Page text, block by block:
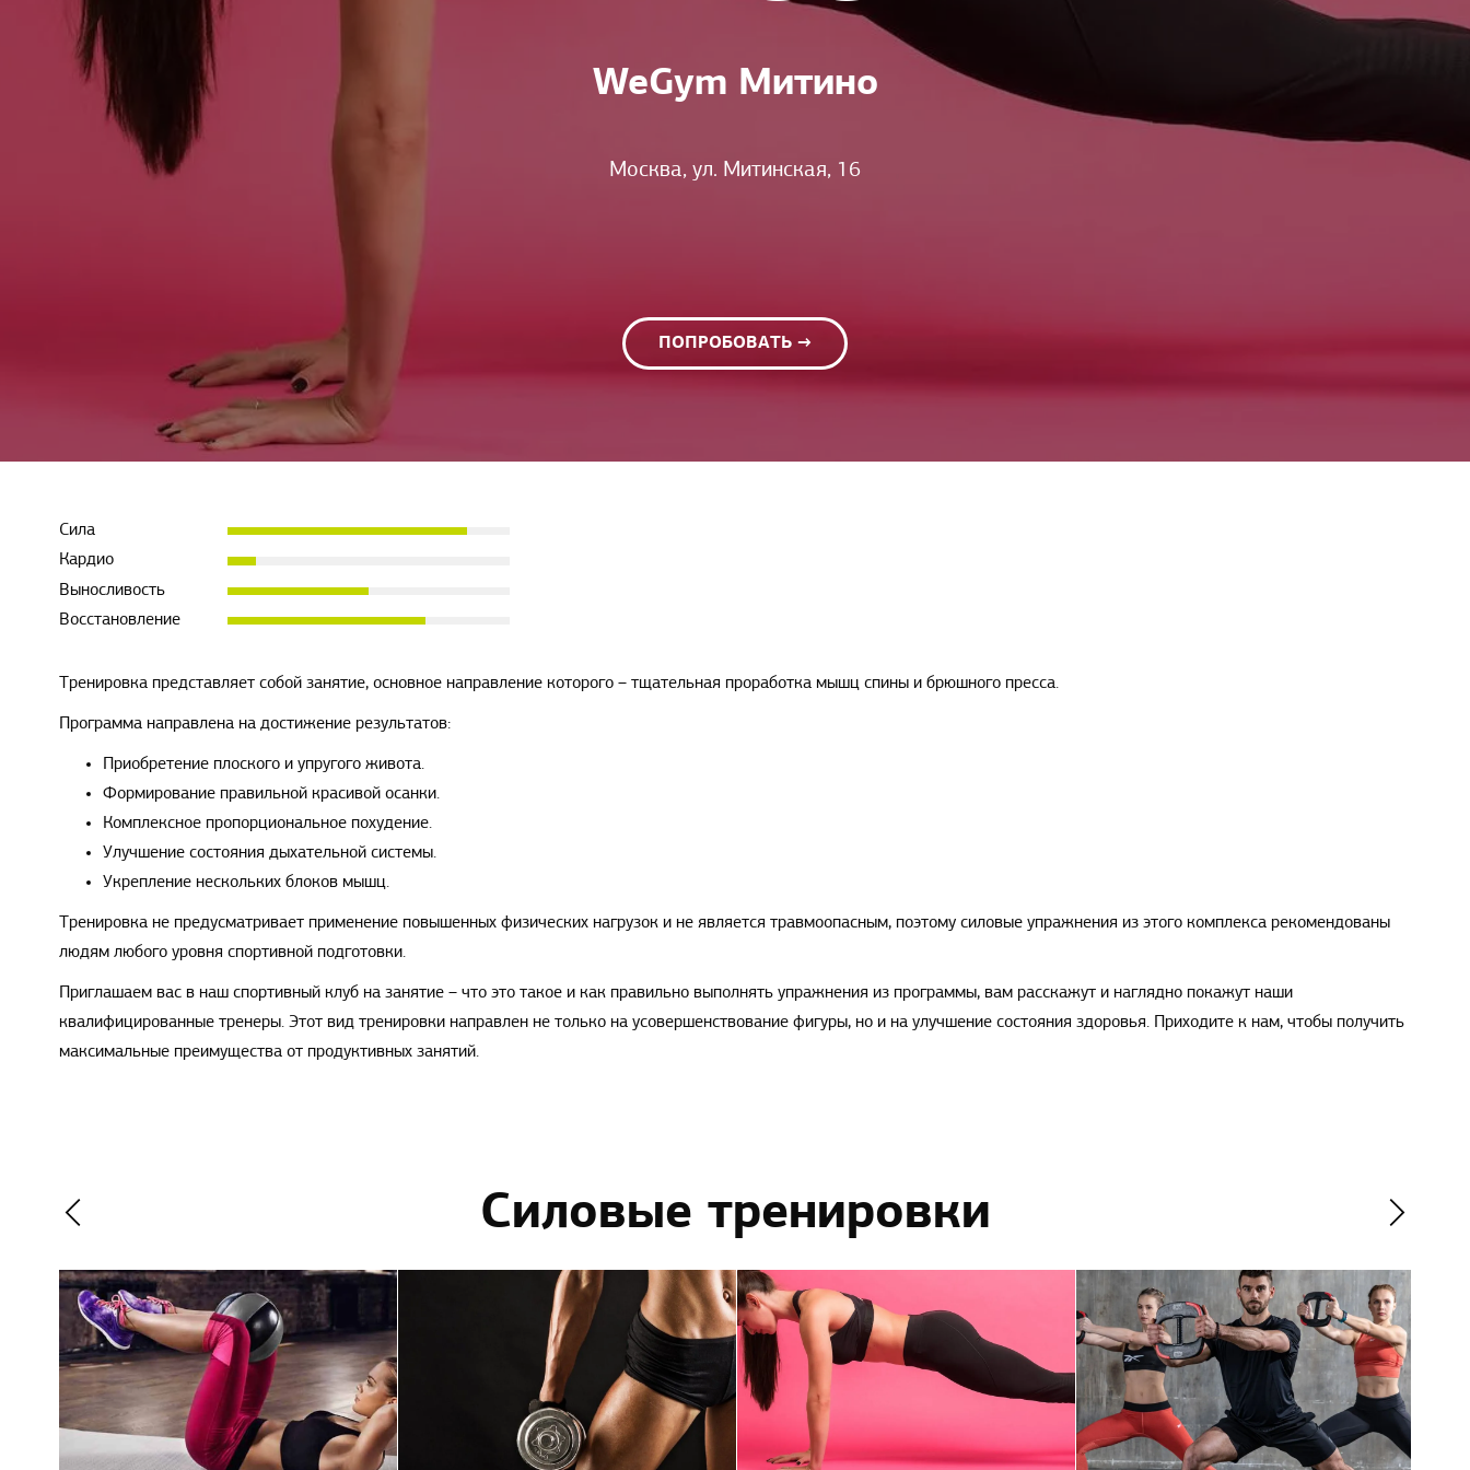
WeGym Митино
Москва, ул. Митинская, 16
ПОПРОБОВАТЬ →
Сила
Кардио
Выносливость
Восстановление
Тренировка представляет собой занятие, основное направление которого – тщательная проработка мышц спины и брюшного пресса.
Программа направлена на достижение результатов:
Приобретение плоского и упругого живота.
Формирование правильной красивой осанки.
Комплексное пропорциональное похудение.
Улучшение состояния дыхательной системы.
Укрепление нескольких блоков мышц.
Тренировка не предусматривает применение повышенных физических нагрузок и не является травмоопасным, поэтому силовые упражнения из этого комплекса рекомендованы
людям любого уровня спортивной подготовки.
Приглашаем вас в наш спортивный клуб на занятие – что это такое и как правильно выполнять упражнения из программы, вам расскажут и наглядно покажут наши
квалифицированные тренеры. Этот вид тренировки направлен не только на усовершенствование фигуры, но и на улучшение состояния здоровья. Приходите к нам, чтобы получить
максимальные преимущества от продуктивных занятий.
Силовые тренировки